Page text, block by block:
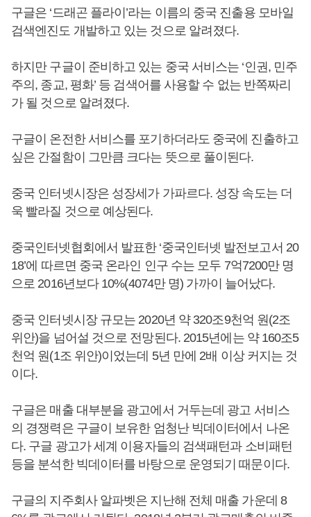
구글은 ‘드래곤 플라이’라는 이름의 중국 진출용 모바일
검색엔진도 개발하고 있는 것으로 알려졌다.
하지만 구글이 준비하고 있는 중국 서비스는 ‘인권, 민주
주의, 종교, 평화’ 등 검색어를 사용할 수 없는 반쪽짜리
가 될 것으로 알려졌다.
구글이 온전한 서비스를 포기하더라도 중국에 진출하고
싶은 간절함이 그만큼 크다는 뜻으로 풀이된다.
중국 인터넷시장은 성장세가 가파르다. 성장 속도는 더
욱 빨라질 것으로 예상된다.
중국인터넷협회에서 발표한 ‘중국인터넷 발전보고서 20
18’에 따르면 중국 온라인 인구 수는 모두 7억7200만 명
으로 2016년보다 10%(4074만 명) 가까이 늘어났다.
중국 인터넷시장 규모는 2020년 약 320조9천억 원(2조
위안)을 넘어설 것으로 전망된다. 2015년에는 약 160조5
천억 원(1조 위안)이었는데 5년 만에 2배 이상 커지는 것
이다.
구글은 매출 대부분을 광고에서 거두는데 광고 서비스
의 경쟁력은 구글이 보유한 엄청난 빅데이터에서 나온
다. 구글 광고가 세계 이용자들의 검색패턴과 소비패턴
등을 분석한 빅데이터를 바탕으로 운영되기 때문이다.
구글의 지주회사 알파벳은 지난해 전체 매출 가운데 8